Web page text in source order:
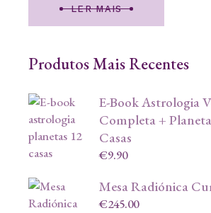
LER MAIS
Produtos Mais Recentes
E-Book Astrologia
Completa +
Casas
€9.90
Mesa Radiónica
€245.00